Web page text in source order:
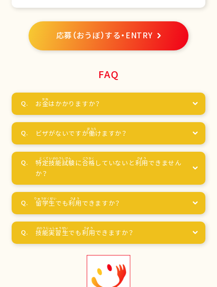
応募（おうぼ）する・ENTRY
FAQ
お金はかかりますか？
ビザがないですが働けますか？
特定技能試験に合格 していないと利用 できません
か？
留学生でも利用 できますか？
技能実習生でも利用できますか？